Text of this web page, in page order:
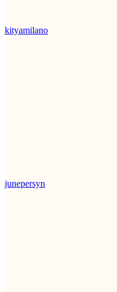
kityamilano
junepersyn